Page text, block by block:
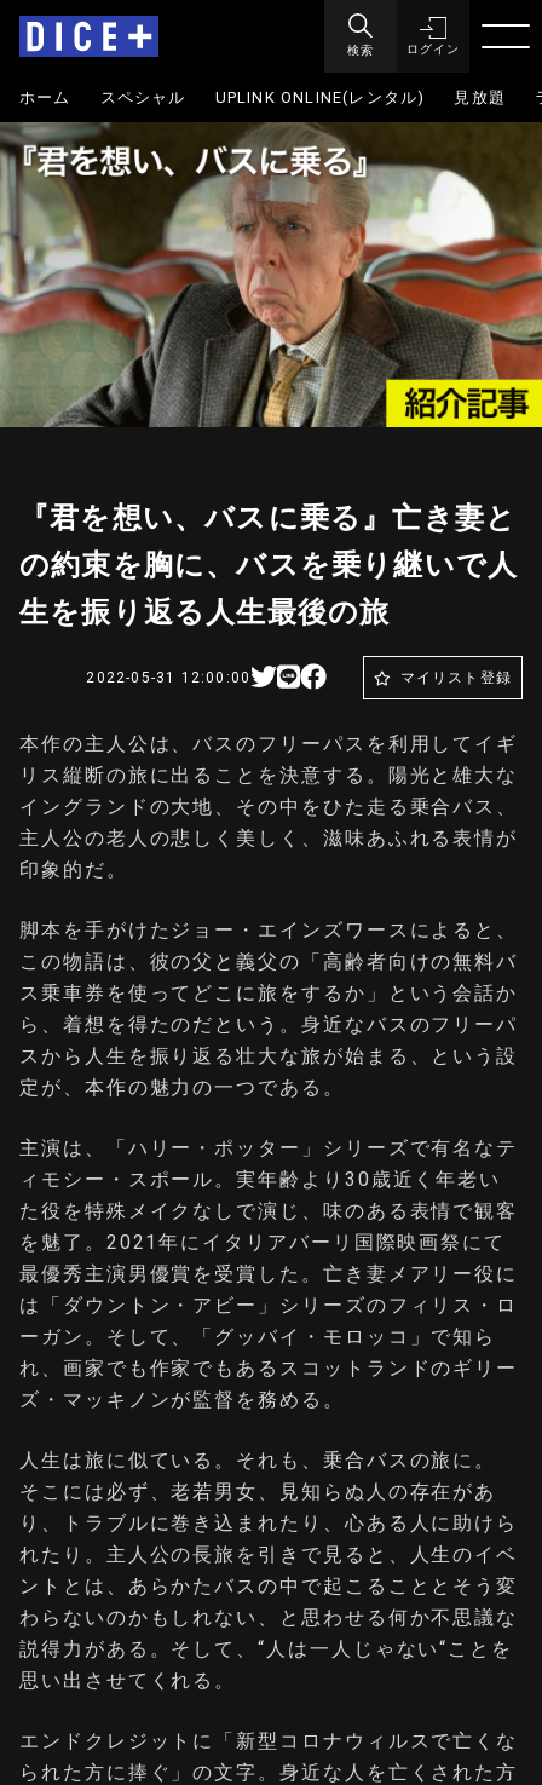
検索 ログイン
ホーム スペシャル UPLINK ONLINE(レンタル) 見放題
『君を想い、バスに乗る』亡き妻と
の約束を胸に、バスを乗り継いで人
生を振り返る人生最後の旅
2022-05-31 12:00:00 マイリスト登録
本作の主人公は、バスのフリーパスを利⽤してイギ
リス縦断の旅に出ることを決意する。陽光と雄大な
イングランドの大地、その中をひた走る乗合バス、
主人公の老人の悲しく美しく、滋味あふれる表情が
印象的だ。
脚本を手がけたジョー・エインズワースによると、
この物語は、彼の⽗と義⽗の「⾼齢者向けの無料バ
ス乗⾞券を使ってどこに旅をするか」という会話か
ら、着想を得たのだという。身近なバスのフリーパ
スから人生を振り返る壮大な旅が始まる、という設
定が、本作の魅力の一つである。
主演は、「ハリー・ポッター」シリーズで有名なテ
ィモシー・スポール。実年齢より30歳近く年老い
た役を特殊メイクなしで演じ、味のある表情で観客
を魅了。2021年にイタリアバーリ国際映画祭にて
最優秀主演男優賞を受賞した。亡き妻メアリー役に
は「ダウントン・アビー」シリーズのフィリス・ロ
ーガン。そして、「グッバイ・モロッコ」で知ら
れ、画家でも作家でもあるスコットランドのギリー
ズ・マッキノンが監督を務める。
人生は旅に似ている。それも、乗合バスの旅に。
そこには必ず、老若男女、見知らぬ人の存在があ
り、トラブルに巻き込まれたり、心ある人に助けら
れたり。主人公の長旅を引きで見ると、人生のイベ
ントとは、あらかたバスの中で起こることとそう変
わらないのかもしれない、と思わせる何か不思議な
説得力がある。そして、“⼈は⼀⼈じゃない“ことを
思い出させてくれる。
エンドクレジットに「新型コロナウィルスで亡くな
られた方に捧ぐ」の文字。身近な人を亡くされた方